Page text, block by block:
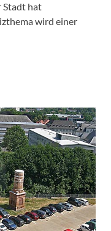
Stadt hat
wird einer